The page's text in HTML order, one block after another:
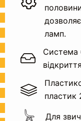
ламп.
Система
пластик
Для